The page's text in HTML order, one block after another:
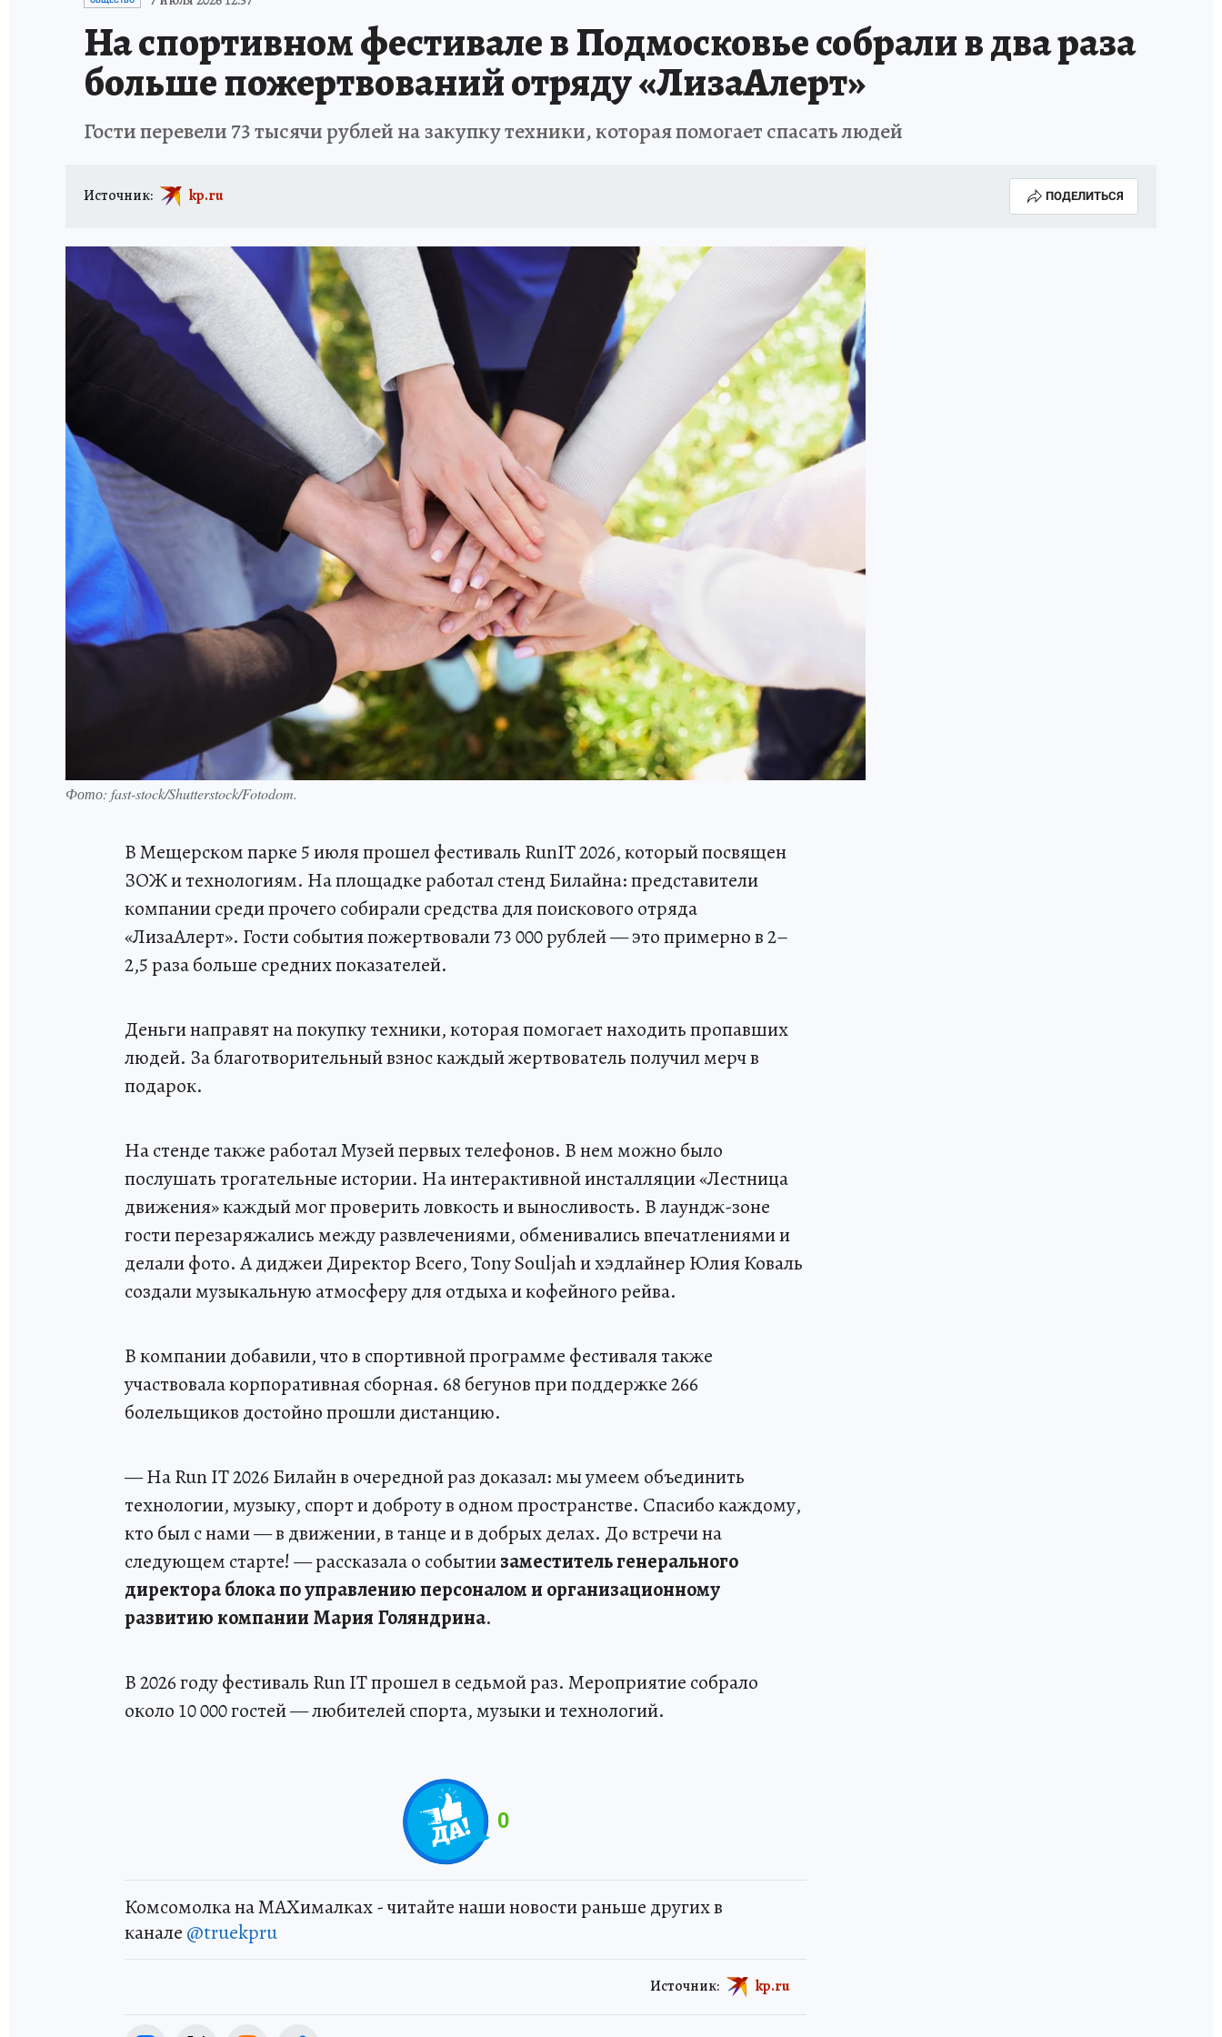
На спортивном фестивале в Подмосковье собрали в два раза
больше пожертвований отряду «ЛизаАлерт»
Гости перевели 73 тысячи рублей на закупку техники, которая помогает спасать людей
Источник: kp.ru ПОДЕЛИТЬСЯ
Фото: fast-stock/Shutterstock/Fotodom​​​​​​​.
В Мещерском парке 5 июля прошел фестиваль RunIT 2026, который посвящен
ЗОЖ и технологиям. На площадке работал стенд Билайна: представители
компании среди прочего собирали средства для поискового отряда
«ЛизаАлерт». Гости события пожертвовали 73 000 рублей — это примерно в 2–
2,5 раза больше средних показателей.
Деньги направят на покупку техники, которая помогает находить пропавших
людей. За благотворительный взнос каждый жертвователь получил мерч в
подарок.
На стенде также работал Музей первых телефонов. В нем можно было
послушать трогательные истории. На интерактивной инсталляции «Лестница
движения» каждый мог проверить ловкость и выносливость. В лаундж-зоне
гости перезаряжались между развлечениями, обменивались впечатлениями и
делали фото. А диджеи Директор Всего, Tony Souljah и хэдлайнер Юлия Коваль
создали музыкальную атмосферу для отдыха и кофейного рейва.
В компании добавили, что в спортивной программе фестиваля также
участвовала корпоративная сборная. 68 бегунов при поддержке 266
болельщиков достойно прошли дистанцию.
— На Run IT 2026 Билайн в очередной раз доказал: мы умеем объединить
технологии, музыку, спорт и доброту в одном пространстве. Спасибо каждому,
кто был с нами — в движении, в танце и в добрых делах. До встречи на
следующем старте! — рассказала о событиизаместитель генерального
директора блока по управлению персоналом и организационному
развитию компании Мария Голяндрина.
В 2026 году фестиваль Run IT прошел в седьмой раз. Мероприятие собрало
около 10 000 гостей — любителей спорта, музыки и технологий.
0
Комсомолка на MAXималках - читайте наши новости раньше других в
канале @truekpru
Источник: kp.ru